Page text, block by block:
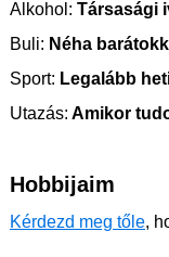
Alkohol: Társasági
Buli: Néha
Sport: Legalább
Utazás: Amikor
Hobbijaim
Kérdezd meg tőle,